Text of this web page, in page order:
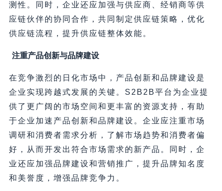
测性。同时，企业还应加强与供应商、经销商等供
应链伙伴的协同合作，共同制定供应链策略，优化
供应链流程，提升供应链整体效能。
注重产品创新与品牌建设
在竞争激烈的日化市场中，产品创新和品牌建设是
企业实现跨越式发展的关键。S2B2B平台为企业提
供了更广阔的市场空间和更丰富的资源支持，有助
于企业加速产品创新和品牌建设。企业应注重市场
调研和消费者需求分析，了解市场趋势和消费者偏
好，从而开发出符合市场需求的新产品。同时，企
业还应加强品牌建设和营销推广，提升品牌知名度
和美誉度，增强品牌竞争力。